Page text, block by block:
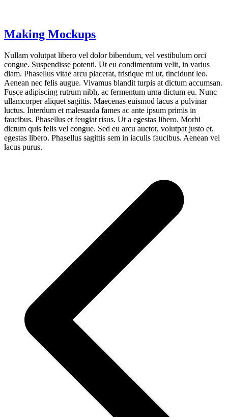
Making Mockups
Nullam volutpat libero vel dolor bibendum, vel vestibulum orci
congue. Suspendisse potenti. Ut eu condimentum velit, in varius
diam. Phasellus vitae arcu placerat, tristique mi ut, tincidunt leo.
Aenean nec felis augue. Vivamus blandit turpis at dictum accumsan.
Fusce adipiscing rutrum nibh, ac fermentum urna dictum eu. Nunc
ullamcorper aliquet sagittis. Maecenas euismod lacus a pulvinar
luctus. Interdum et malesuada fames ac ante ipsum primis in
faucibus. Phasellus et feugiat risus. Ut a egestas libero. Morbi
dictum quis felis vel congue. Sed eu arcu auctor, volutpat justo et,
egestas libero. Phasellus sagittis sem in iaculis faucibus. Aenean vel
lacus purus.